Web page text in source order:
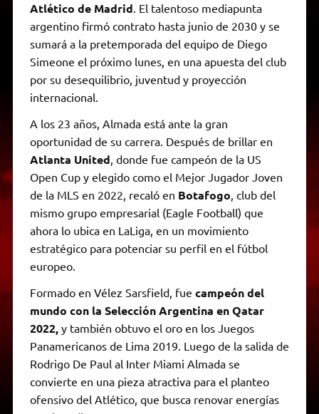
Atlético de Madrid. El talentoso mediapunta
argentino firmó contrato hasta junio de 2030 y se
sumará a la pretemporada del equipo de Diego
Simeone el próximo lunes, en una apuesta del club
por su desequilibrio, juventud y proyección
internacional.
A los 23 años, Almada está ante la gran
oportunidad de su carrera. Después de brillar en
Atlanta United, donde fue campeón de la US
Open Cup y elegido como el Mejor Jugador Joven
de la MLS en 2022, recaló en Botafogo, club del
mismo grupo empresarial (Eagle Football) que
ahora lo ubica en LaLiga, en un movimiento
estratégico para potenciar su perfil en el fútbol
europeo.
Formado en Vélez Sarsfield, fue campeón del
mundo con la Selección Argentina en Qatar
2022,y también obtuvo el oro en los Juegos
Panamericanos de Lima 2019. Luego de la salida de
Rodrigo De Paul al Inter Miami Almada se
convierte en una pieza atractiva para el planteo
ofensivo del Atlético, que busca renovar energías